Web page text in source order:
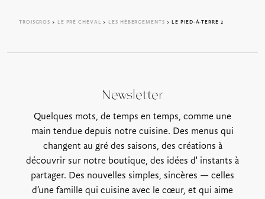
TROISGROS > LE PRÉ CHEVAL > LES HÉBERGEMENTS > LE PIED-À-TERRE 2
Newsletter
Quelques mots, de temps en temps, comme une
main tendue depuis notre cuisine. Des menus qui
changent au gré des saisons, des créations à
découvrir sur notre boutique, des idées d' instants à
partager. Des nouvelles simples, sincères — celles
d’une famille qui cuisine avec le cœur, et qui aime